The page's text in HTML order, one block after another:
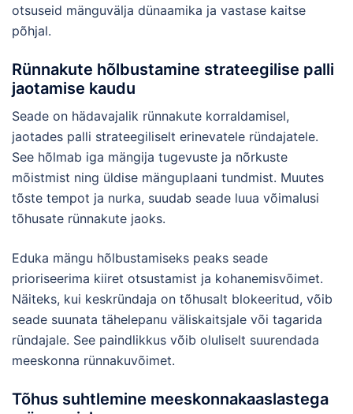
otsuseid mänguvälja dünaamika ja vastase kaitse
põhjal.
Rünnakute hõlbustamine strateegilise palli
jaotamise kaudu
Seade on hädavajalik rünnakute korraldamisel,
jaotades palli strateegiliselt erinevatele ründajatele.
See hõlmab iga mängija tugevuste ja nõrkuste
mõistmist ning üldise mänguplaani tundmist. Muutes
tõste tempot ja nurka, suudab seade luua võimalusi
tõhusate rünnakute jaoks.
Eduka mängu hõlbustamiseks peaks seade
prioriseerima kiiret otsustamist ja kohanemisvõimet.
Näiteks, kui keskründaja on tõhusalt blokeeritud, võib
seade suunata tähelepanu väliskaitsjale või tagarida
ründajale. See paindlikkus võib oluliselt suurendada
meeskonna rünnakuvõimet.
Tõhus suhtlemine meeskonnakaaslastega